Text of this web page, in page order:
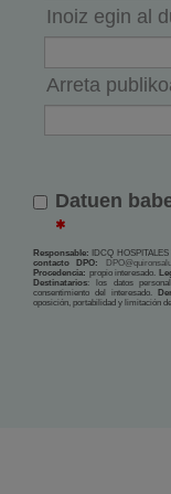
Inoiz egin al
Arreta
Datuen
Responsable: IDCQ
contacto DPO:
Procedencia: propio interesado.
Destinatarios: los datos
consentimiento del interesado.
oposición, portabilidad y limitación